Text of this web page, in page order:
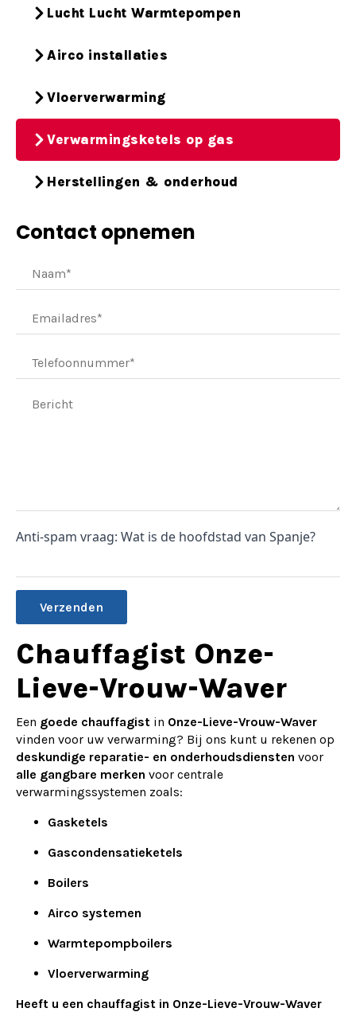
Lucht Lucht Warmtepompen
Airco installaties
Vloerverwarming
Verwarmingsketels op gas
Herstellingen & onderhoud
Contact opnemen
Anti-spam vraag: Wat is de hoofdstad van Spanje?
Alternative:
Chauffagist Onze-
Lieve-Vrouw-Waver
Een goede chauffagist in Onze-Lieve-Vrouw-Waver
vinden voor uw verwarming? Bij ons kunt u rekenen op
deskundige reparatie- en onderhoudsdiensten voor
alle gangbare merken voor centrale
verwarmingssystemen zoals:
Gasketels
Gascondensatieketels
Boilers
Airco systemen
Warmtepompboilers
Vloerverwarming
Heeft u een chauffagist in Onze-Lieve-Vrouw-Waver